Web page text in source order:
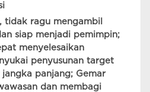
tidak ragu mengambil
siap menjadi pemimpin;
menyelesaikan
penyusunan target
jangka panjang; Gemar
dan membagi